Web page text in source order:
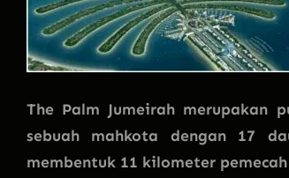
The Palm Jumeirah merupakan
sebuah mahkota dengan 17
membentuk 11 kilometer